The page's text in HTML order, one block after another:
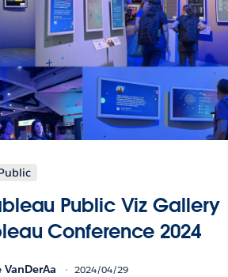
Public Viz Gallery
Conference 2024
VanDerAa 2024/04/29